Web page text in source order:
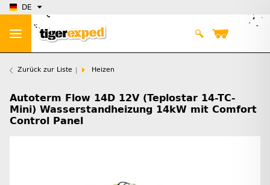
DE
Zurück zur Liste Heizen
Autoterm Flow 14D 12V (Teplostar 14-TC-
Mini) Wasserstandheizung 14kW mit Comfort
Control Panel